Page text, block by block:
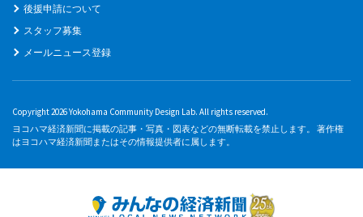
後援申請について
スタッフ募集
メールニュース登録
Copyright 2026 Yokohama Community Design Lab. All rights reserved.
ヨコハマ経済新聞に掲載の記事・写真・図表などの無断転載を禁止します。 著作権
はヨコハマ経済新聞またはその情報提供者に属します。